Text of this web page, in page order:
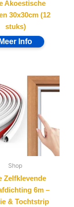
Akoestische
30x30cm (12
stuks)
Shop
Zelfklevende
6m –
& Tochtstrip